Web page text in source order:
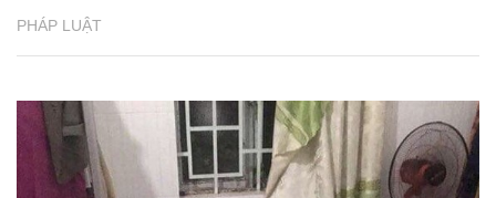
PHÁP LUẬT